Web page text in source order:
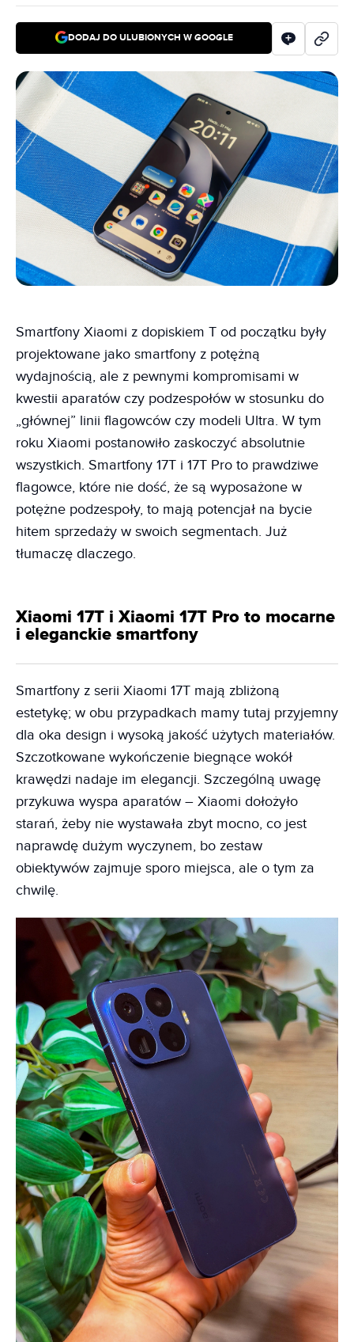
DODAJ DO ULUBIONYCH W GOOGLE
Smartfony Xiaomi z dopiskiem T od początku były
projektowane jako smartfony z potężną
wydajnością, ale z pewnymi kompromisami w
kwestii aparatów czy podzespołów w stosunku do
„głównej” linii flagowców czy modeli Ultra. W tym
roku Xiaomi postanowiło zaskoczyć absolutnie
wszystkich. Smartfony 17T i 17T Pro to prawdziwe
flagowce, które nie dość, że są wyposażone w
potężne podzespoły, to mają potencjał na bycie
hitem sprzedaży w swoich segmentach. Już
tłumaczę dlaczego.
Xiaomi 17T i Xiaomi 17T Pro to mocarne
i eleganckie smartfony
Smartfony z serii Xiaomi 17T mają zbliżoną
estetykę; w obu przypadkach mamy tutaj przyjemny
dla oka design i wysoką jakość użytych materiałów.
Szczotkowane wykończenie biegnące wokół
krawędzi nadaje im elegancji. Szczególną uwagę
przykuwa wyspa aparatów – Xiaomi dołożyło
starań, żeby nie wystawała zbyt mocno, co jest
naprawdę dużym wyczynem, bo zestaw
obiektywów zajmuje sporo miejsca, ale o tym za
chwilę.